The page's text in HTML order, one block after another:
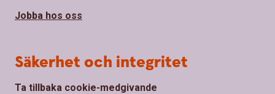
Jobba hos oss
Säkerhet och integritet
Ta tillbaka cookie-medgivande